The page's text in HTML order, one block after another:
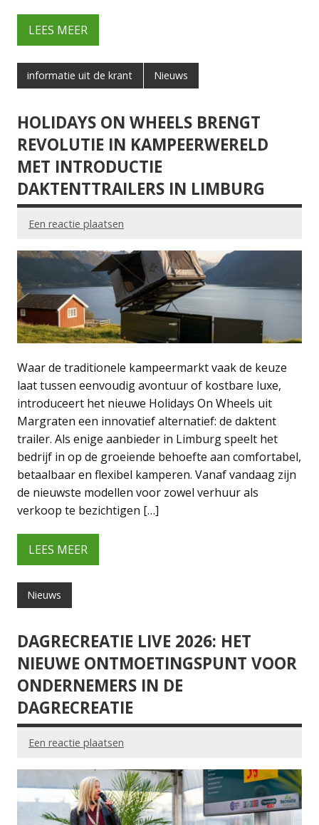
LEES MEER
informatie uit de krant Nieuws
HOLIDAYS ON WHEELS BRENGT
REVOLUTIE IN KAMPEERWERELD
MET INTRODUCTIE
DAKTENTTRAILERS IN LIMBURG
Een reactie plaatsen
Waar de traditionele kampeermarkt vaak de keuze
laat tussen eenvoudig avontuur of kostbare luxe,
introduceert het nieuwe Holidays On Wheels uit
Margraten een innovatief alternatief: de daktent
trailer. Als enige aanbieder in Limburg speelt het
bedrijf in op de groeiende behoefte aan comfortabel,
betaalbaar en flexibel kamperen. Vanaf vandaag zijn
de nieuwste modellen voor zowel verhuur als
verkoop te bezichtigen […]
LEES MEER
Nieuws
DAGRECREATIE LIVE 2026: HET
NIEUWE ONTMOETINGSPUNT VOOR
ONDERNEMERS IN DE
DAGRECREATIE
Een reactie plaatsen